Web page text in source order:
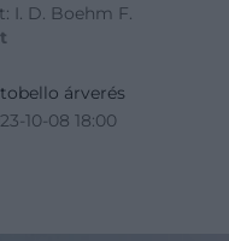
I. D. Boehm F.
árverés
10-08 18:00